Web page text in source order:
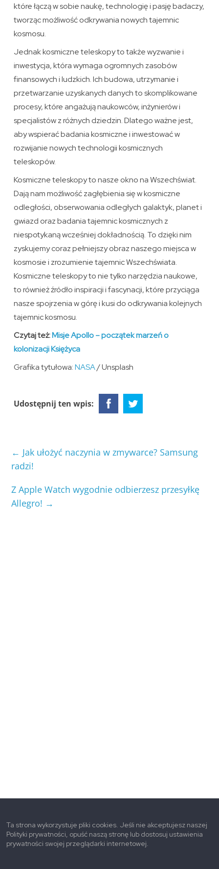
które łączą w sobie naukę, technologię i pasję badaczy,
tworząc możliwość odkrywania nowych tajemnic
kosmosu.
Jednak kosmiczne teleskopy to także wyzwanie i
inwestycja, która wymaga ogromnych zasobów
finansowych i ludzkich. Ich budowa, utrzymanie i
przetwarzanie uzyskanych danych to skomplikowane
procesy, które angażują naukowców, inżynierów i
specjalistów z różnych dziedzin. Dlatego ważne jest,
aby wspierać badania kosmiczne i inwestować w
rozwijanie nowych technologii kosmicznych
teleskopów.
Kosmiczne teleskopy to nasze okno na Wszechświat.
Dają nam możliwość zagłębienia się w kosmiczne
odległości, obserwowania odległych galaktyk, planet i
gwiazd oraz badania tajemnic kosmicznych z
niespotykaną wcześniej dokładnością. To dzięki nim
zyskujemy coraz pełniejszy obraz naszego miejsca w
kosmosie i zrozumienie tajemnic Wszechświata.
Kosmiczne teleskopy to nie tylko narzędzia naukowe,
to również źródło inspiracji i fascynacji, które przyciąga
nasze spojrzenia w górę i kusi do odkrywania kolejnych
tajemnic kosmosu.
Czytaj też:Misje Apollo – początek marzeń o
kolonizacji Księżyca
Grafika tytułowa:NASA/ Unsplash
Udostępnij ten wpis:
← Jak ułożyć naczynia w zmywarce? Samsung
radzi!
Z Apple Watch wygodnie odbierzesz przesyłkę
Allegro! →
Ta strona wykorzystuje pliki cookies. Jeśli nie akceptujesz naszej
Polityki prywatności, opuść naszą stronę lub dostosuj ustawienia
prywatności swojej przeglądarki internetowej.